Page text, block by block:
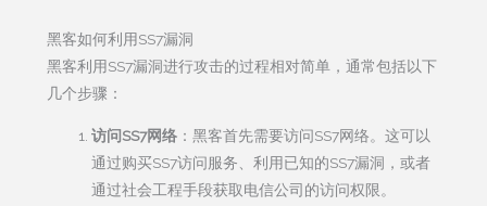
黑客如何利用SS7漏洞
黑客利用SS7漏洞进行攻击的过程相对简单，通常包括以下
几个步骤：
访问SS7网络：黑客首先需要访问SS7网络。这可以
通过购买SS7访问服务、利用已知的SS7漏洞，或者
通过社会工程手段获取电信公司的访问权限。